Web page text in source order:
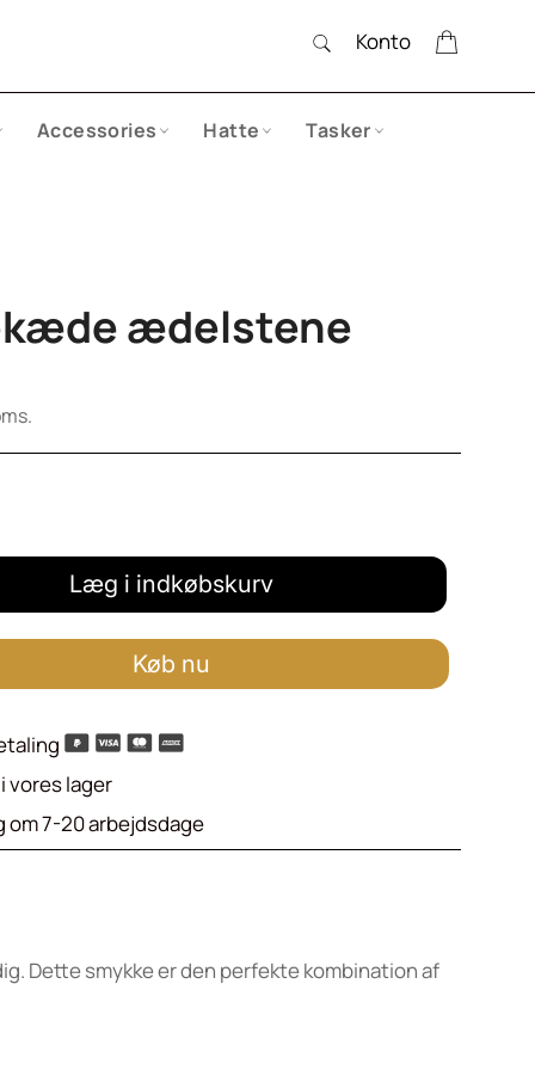
Konto
Accessories Hatte Tasker
ædelstene
Læg i indkøbskurv
Køb nu
vores lager
om 7-20 arbejdsdage
Dette smykke er den perfekte kombination af